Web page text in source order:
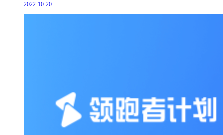
2022-10-20